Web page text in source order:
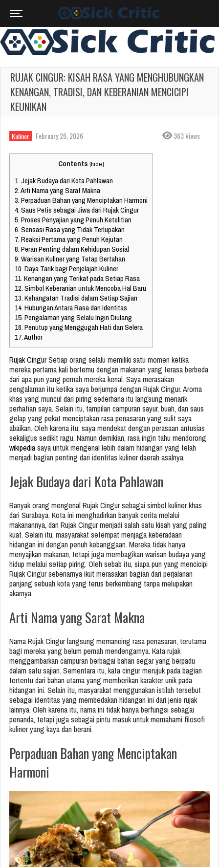
RUJAK CINGUR: KISAH RASA YANG MENGHUBUNGKAN
KENANGAN, TRADISI, DAN KEBERANIAN MENCICIPI
KEUNIKAN
Kuliner February 26, 2026 363 Views
Contents [hide]
1.Jejak Budaya dari Kota Pahlawan
2.Arti Nama yang Sarat Makna
3.Perpaduan Bahan yang Menciptakan Harmoni
4.Saus Petis sebagai Jiwa dari Rujak Cingur
5.Proses Penyajian yang Penuh Ketelitian
6.Sensasi Rasa yang Tidak Terlupakan
7.Reaksi Pertama yang Penuh Kejutan
8.Peran Penting dalam Kehidupan Sosial
9.Warisan Kuliner yang Tetap Bertahan
10.Daya Tarik bagi Penjelajah Kuliner
11.Kenangan yang Terikat pada Setiap Rasa
12.Simbol Keberanian untuk Mencoba Hal Baru
13.Kehangatan Tradisi dalam Setiap Sajian
14.Hubungan Antara Rasa dan Identitas
15.Pengalaman yang Selalu Ingin Diulang
16.Penutup yang Menggugah Hati dan Selera
17.Author
Rujak CingurSetiap orang selalu memiliki satu momen ketika
mereka pertama kali bertemu dengan makanan yang terasa berbeda
dari apa pun yang pernah mereka kenal. Saya merasakan
pengalaman itu ketika saya berjumpa dengan Rujak Cingur. Aroma
khas yang muncul dari piring sederhana itu langsung menarik
perhatian saya. Selain itu, tampilan campuran sayur, buah, dan saus
gelap yang pekat menciptakan rasa penasaran yang sulit saya
abaikan. Oleh karena itu, saya mendekat dengan perasaan antusias
sekaligus sedikit ragu. Namun demikian, rasa ingin tahu mendorong
wikipediasaya untuk mengenal lebih dalam hidangan yang telah
menjadi bagian penting dari identitas kuliner daerah asalnya.
Jejak Budaya dari Kota Pahlawan
Banyak orang mengenal Rujak Cingur sebagai simbol kuliner khas
dari Surabaya. Kota ini menghadirkan banyak cerita melalui
makanannya, dan Rujak Cingur menjadi salah satu kisah yang paling
kuat. Selain itu, masyarakat setempat menjaga keberadaan
hidangan ini dengan penuh kebanggaan. Mereka tidak hanya
menyajikan makanan, tetapi juga membagikan warisan budaya yang
hidup melalui setiap piring. Oleh sebab itu, siapa pun yang mencicipi
Rujak Cingur sebenarnya ikut merasakan bagian dari perjalanan
panjang sebuah kota yang terus berkembang tanpa melupakan
akarnya.
Arti Nama yang Sarat Makna
Nama Rujak Cingur langsung memancing rasa penasaran, terutama
bagi mereka yang belum pernah mendengarnya. Kata rujak
menggambarkan campuran berbagai bahan segar yang berpadu
dalam satu sajian. Sementara itu, kata cingur merujuk pada bagian
tertentu dari bahan utama yang memberikan karakter unik pada
hidangan ini. Selain itu, masyarakat menggunakan istilah tersebut
sebagai identitas yang membedakan hidangan ini dari jenis rujak
lainnya. Oleh karena itu, nama ini tidak hanya berfungsi sebagai
penanda, tetapi juga sebagai pintu masuk untuk memahami filosofi
kuliner yang kaya dan berani.
Perpaduan Bahan yang Menciptakan
Harmoni